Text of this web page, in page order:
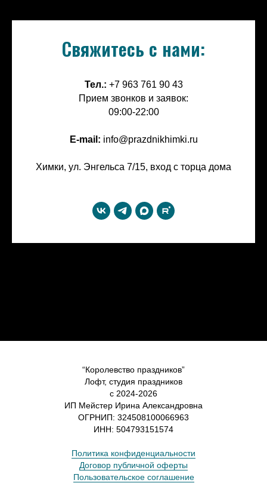
Свяжитесь с нами:
Тел.: +7 963 761 90 43
Прием звонков и заявок:
09:00-22:00
E-mail: info@prazdnikhimki.ru
Химки, ул. Энгельса 7/15, вход с торца дома
“Королевство праздников”
Лофт, студия праздников
с 2024-2026
ИП Мейстер Ирина Александровна
ОГРНИП: 324508100066963
ИНН: 504793151574
Политика конфиденциальности
Договор публичной оферты
Пользовательское соглашение